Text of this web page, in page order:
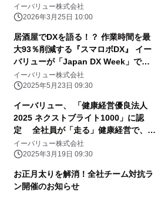
籍『なぜ、あの会社の社員は迷わず動
けるのか』4月10日発売
イーバリュー株式会社
2026年3月25日 10:00
居酒屋でDXを語る！？ 作業時間を最
大93％削減する『スマロボDX』 イー
バリューが「Japan DX Week」で新
たな業務自動化を提案
イーバリュー株式会社
2025年5月23日 09:30
イーバリュー、 「健康経営優良法人
2025 ネクストブライト1000」に認
定 全社員が「走る」健康経営で、新
しい働き方を創造
イーバリュー株式会社
2025年3月19日 09:30
お正月太りを解消！全社チーム対抗ラ
ン開催のお知らせ